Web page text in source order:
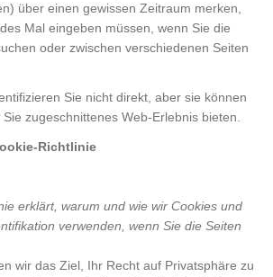
über einen gewissen Zeitraum merken,
Mal eingeben müssen, wenn Sie die
oder zwischen verschiedenen Seiten
Sie nicht direkt, aber sie können
zugeschnittenes Web-Erlebnis bieten.
Richtlinie
erklärt, warum und wie wir Cookies und
verwenden, wenn Sie die Seiten
wir das Ziel, Ihr Recht auf Privatsphäre zu